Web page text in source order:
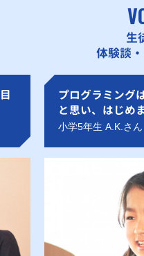
生
体験談
プログラミング
と思い、はじめ
小学5年生 A.K.さ